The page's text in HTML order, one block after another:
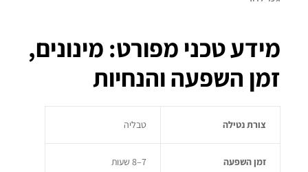
מידע טכני מפורט: מינונים,
זמן השפעה והנחיות
צורת נטילה טבליה
זמן השפעה